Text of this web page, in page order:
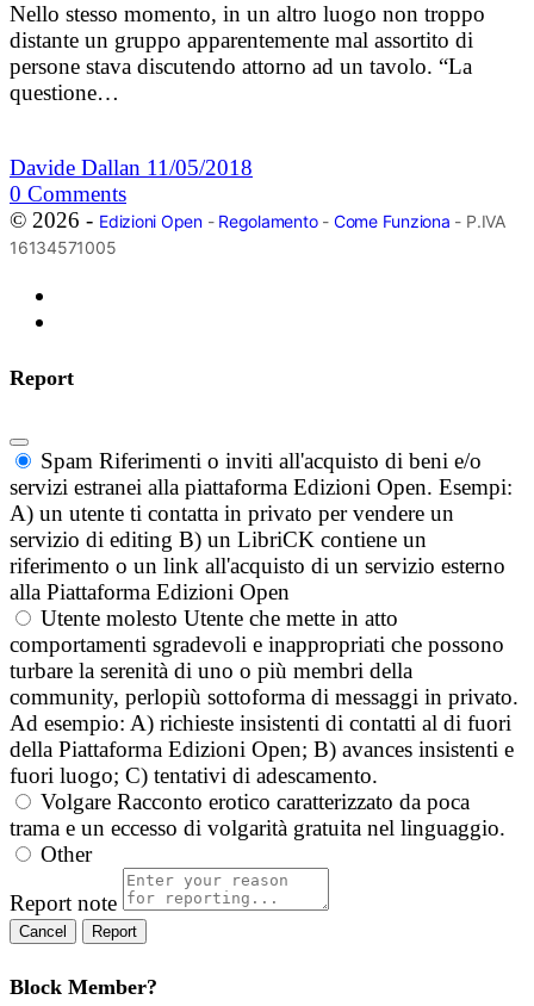
Nello stesso momento, in un altro luogo non troppo
distante un gruppo apparentemente mal assortito di
persone stava discutendo attorno ad un tavolo. “La
questione…
Davide Dallan 11/05/2018
0 Comments
© 2026 - Edizioni Open- Regolamento- Come Funziona - P.IVA
16134571005
Report
Spam Riferimenti o inviti all'acquisto di beni e/o
servizi estranei alla piattaforma Edizioni Open. Esempi:
A) un utente ti contatta in privato per vendere un
servizio di editing B) un LibriCK contiene un
riferimento o un link all'acquisto di un servizio esterno
alla Piattaforma Edizioni Open
Utente molesto Utente che mette in atto
comportamenti sgradevoli e inappropriati che possono
turbare la serenità di uno o più membri della
community, perlopiù sottoforma di messaggi in privato.
Ad esempio: A) richieste insistenti di contatti al di fuori
della Piattaforma Edizioni Open; B) avances insistenti e
fuori luogo; C) tentativi di adescamento.
Volgare Racconto erotico caratterizzato da poca
trama e un eccesso di volgarità gratuita nel linguaggio.
Other
Report note
Report
Block Member?